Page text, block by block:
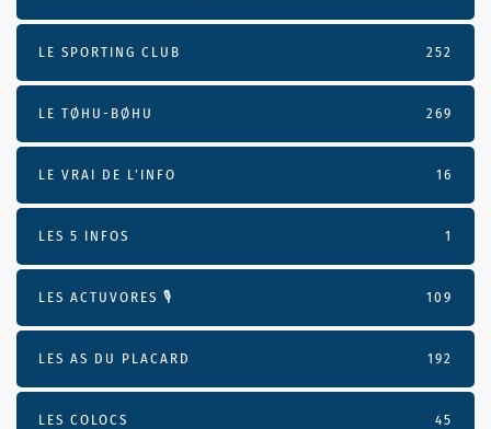
LE SPORTING CLUB 252
LE TØHU-BØHU 269
LE VRAI DE L’INFO 16
LES 5 INFOS 1
LES ACTUVORES 🎙 109
LES AS DU PLACARD 192
LES COLOCS 45